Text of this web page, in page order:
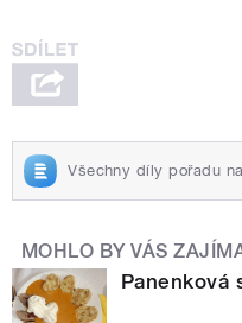
Všechny díly pořadu
MOHLO BY VÁS
Panenková